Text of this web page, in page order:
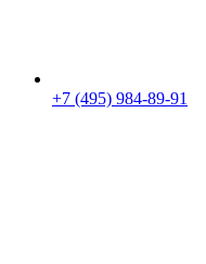
+7 (495) 984-89-91